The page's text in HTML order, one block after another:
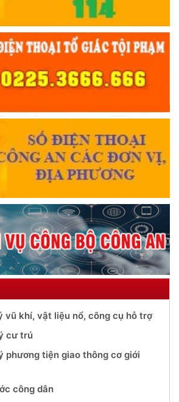
vũ khí, vật liệu nổ, công cụ hỗ trợ
cư trú
phương tiện giao thông cơ giới
công dân